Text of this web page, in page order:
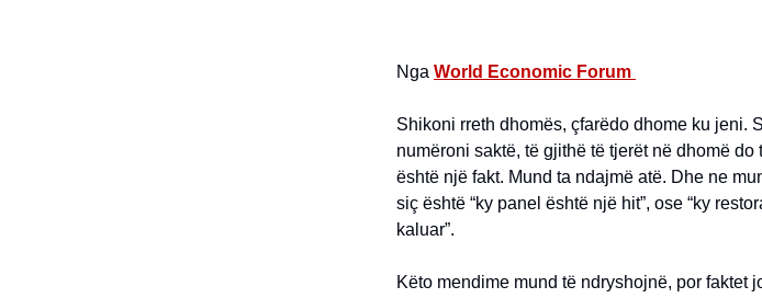
Nga World Economic Forum
Shikoni rreth dhomës, çfarëdo dhome ku jeni.
numëroni saktë, të gjithë të tjerët në dhomë
është një fakt. Mund ta ndajmë atë. Dhe ne
siç është “ky panel është një hit”, ose “ky
kaluar”.
Këto mendime mund të ndryshojnë, por faktet